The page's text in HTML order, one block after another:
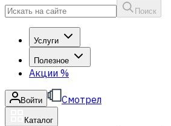
Поиск
Услуги
Полезное
Акции %
Войти Смотрел
Каталог